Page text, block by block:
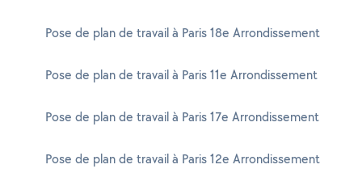
Pose de plan de travail à Paris 18e Arrondissement
Pose de plan de travail à Paris 11e Arrondissement
Pose de plan de travail à Paris 17e Arrondissement
Pose de plan de travail à Paris 12e Arrondissement